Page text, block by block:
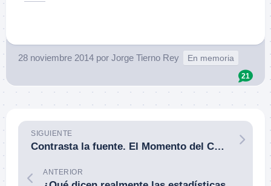
28 noviembre 2014 por Jorge Tierno Rey En memoria
21
SIGUIENTE
Contrasta la fuente. El Momento del Combatiente con Armas de Fuego. Larry Vickers. 29NOV14.
ANTERIOR